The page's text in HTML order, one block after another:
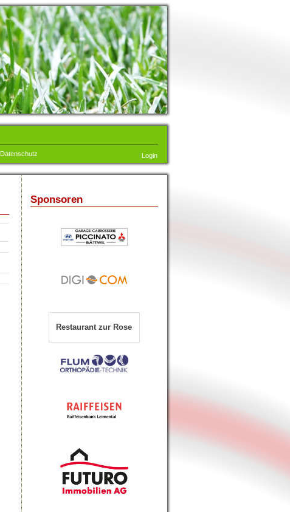
Datenschutz Login
Sponsoren
Restaurant zur Rose